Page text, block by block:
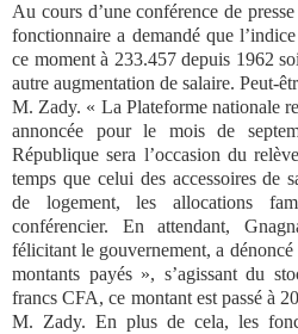
Au cours d’une conférence de
fonctionnaire a demandé que
ce moment à 233.457 depuis 1962
autre augmentation de salaire. Peut-
M. Zady. « La Plateforme nationale
annoncée pour le mois de
République sera l’occasion du
temps que celui des accessoires de
de logement, les allocations
conférencier. En attendant,
félicitant le gouvernement, a dénoncé
montants payés », s’agissant du
francs CFA, ce montant est passé à
M. Zady. En plus de cela, les